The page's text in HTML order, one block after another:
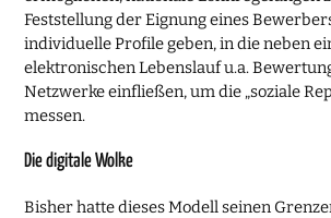
Feststellung der Eignung eines
individuelle Profile geben, in die neben
elektronischen Lebenslauf u.a.
Netzwerke einfließen, um die „soziale
messen.
Die digitale Wolke
Bisher hatte dieses Modell seinen